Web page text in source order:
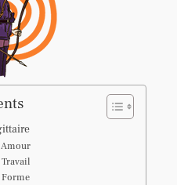
Amour
Travail
Forme